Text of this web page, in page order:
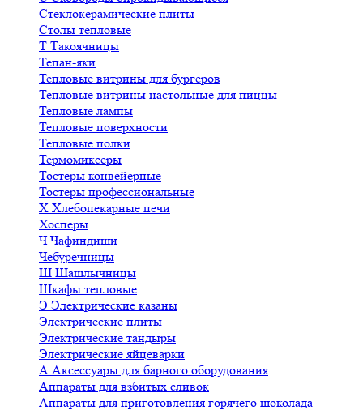
Стеклокерамические плиты
Столы тепловые
Т Такоячницы
Тепан-яки
Тепловые витрины для бургеров
Тепловые витрины настольные для пиццы
Тепловые лампы
Тепловые поверхности
Тепловые полки
Термомиксеры
Тостеры конвейерные
Тостеры профессиональные
Х Хлебопекарные печи
Хосперы
ЧЧафиндиши
Чебуречницы
Ш Шашлычницы
Шкафы тепловые
Э Электрические казаны
Электрические плиты
Электрические тандыры
Электрические яйцеварки
А Аксессуары для барного оборудования
Аппараты для взбитых сливок
Аппараты для приготовления горячего шоколада